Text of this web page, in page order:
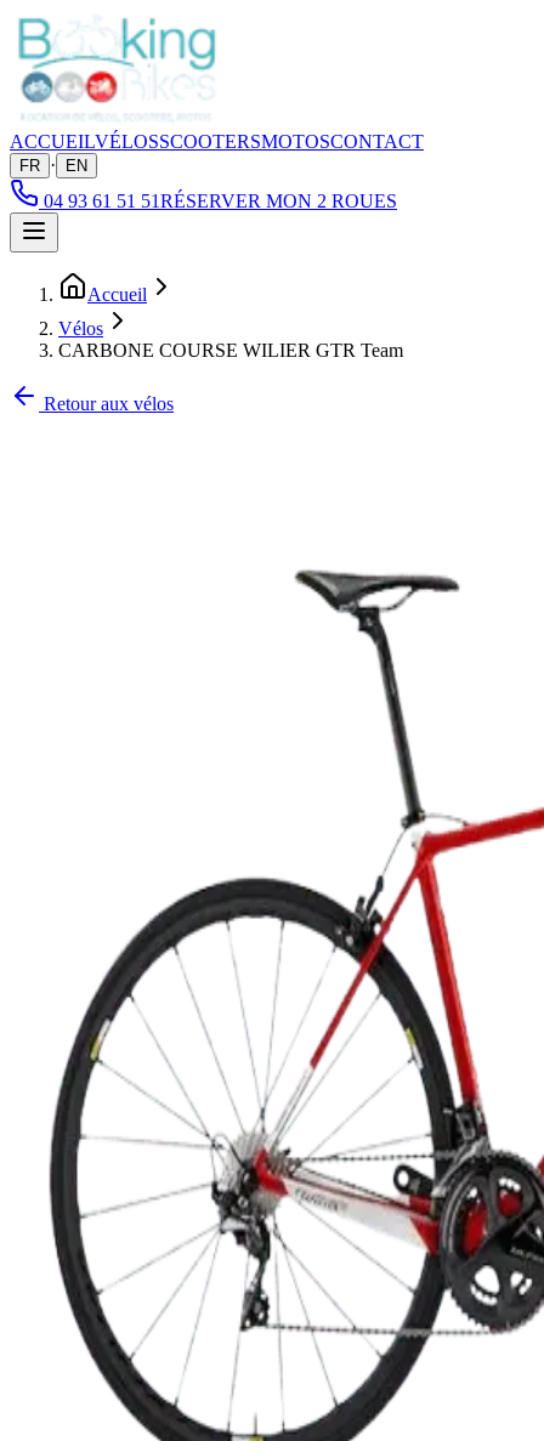
ACCUEILVÉLOSSCOOTERSMOTOSCONTACT
FR · EN
04 93 61 51 51RÉSERVER MON 2 ROUES
Accueil
Vélos
CARBONE COURSE WILIER GTR Team
Retour aux vélos